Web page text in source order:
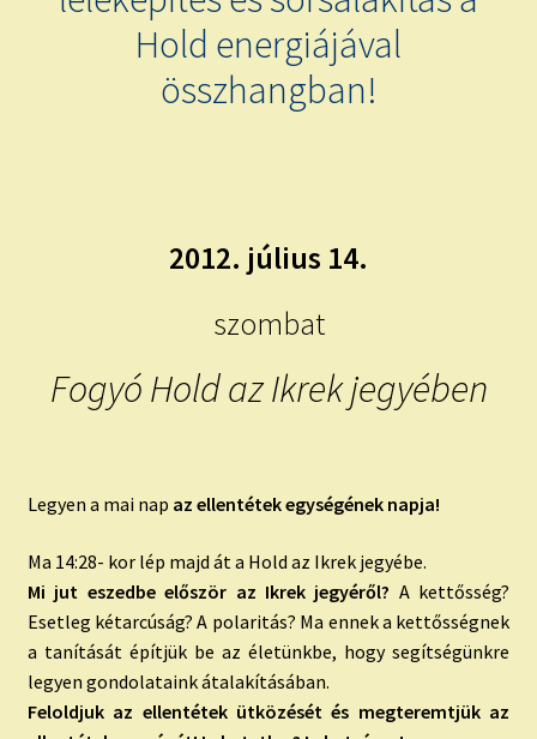
menu
IRATKOZZ FEL A VIDEÓ CSATORNÁNKRA!
Hold energiájával
összhangban!
2012. július 14.
szombat
Fogyó Hold az Ikrek jegyében
Legyen a mai nap az ellentétek egységének napja!
Ma 14:28- kor lép majd át a Hold az Ikrek jegyébe.
Mi jut eszedbe először az Ikrek jegyéről? A kettősség?
Esetleg kétarcúság? A polaritás? Ma ennek a kettősségnek
a tanítását építjük be az életünkbe, hogy segítségünkre
legyen gondolataink átalakításában.
Feloldjuk az ellentétek ütközését és megteremtjük az